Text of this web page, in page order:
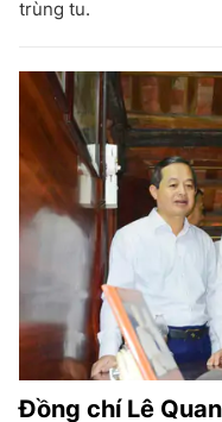
trùng tu.
Đồng chí Lê